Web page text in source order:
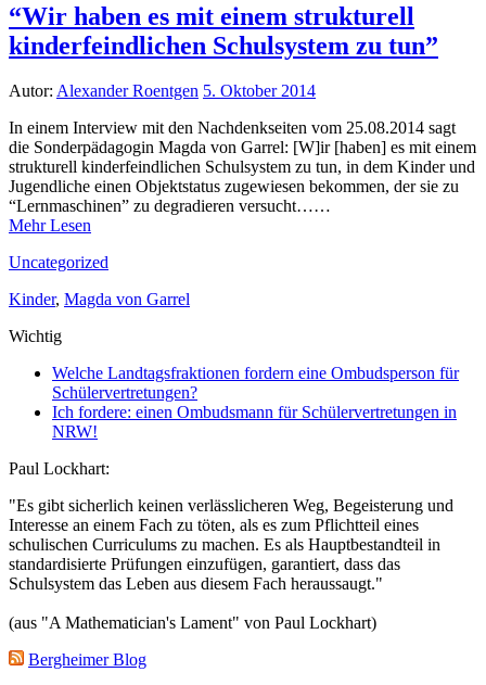
“Wir haben es mit einem strukturell
kinderfeindlichen Schulsystem zu tun”
Autor: Alexander Roentgen 5. Oktober 2014
In einem Interview mit den Nachdenkseiten vom 25.08.2014 sagt
die Sonderpädagogin Magda von Garrel: [W]ir [haben] es mit einem
strukturell kinderfeindlichen Schulsystem zu tun, in dem Kinder und
Jugendliche einen Objektstatus zugewiesen bekommen, der sie zu
“Lernmaschinen” zu degradieren versucht……
Mehr Lesen
Uncategorized
Kinder, Magda von Garrel
Wichtig
Welche Landtagsfraktionen fordern eine Ombudsperson für
Schülervertretungen?
Ich fordere: einen Ombudsmann für Schülervertretungen in
NRW!
Paul Lockhart:
"Es gibt sicherlich keinen verlässlicheren Weg, Begeisterung und
Interesse an einem Fach zu töten, als es zum Pflichtteil eines
schulischen Curriculums zu machen. Es als Hauptbestandteil in
standardisierte Prüfungen einzufügen, garantiert, dass das
Schulsystem das Leben aus diesem Fach heraussaugt."
(aus "A Mathematician's Lament" von Paul Lockhart)
Bergheimer Blog